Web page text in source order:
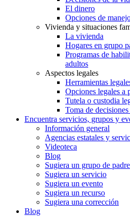
El dinero
Opciones de
Vivienda y situaciones
La vivienda
Hogares en grupo
Programas de
adultos
Aspectos legales
Herramientas
Opciones legales a
Tutela o custodia
Toma de
Encuentra servicios, grupos y
Información general
Agencias estatales y
Videoteca
Blog
Sugiera un grupo de
Sugiera un servicio
Sugiera un evento
Sugiera un recurso
Sugiera una corrección
Blog